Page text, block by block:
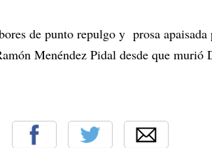
de punto repulgo y prosa apaisada
Menéndez Pidal desde que murió